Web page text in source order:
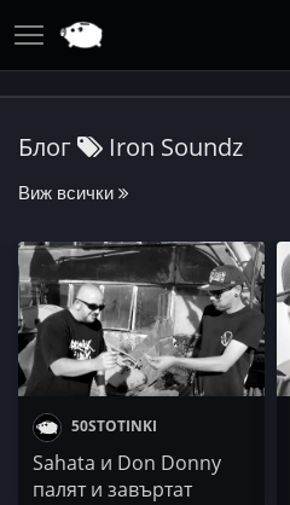
Блог Iron Soundz
Виж всички
50STOTINKI
Sahata и Don Donny
палят и завъртат